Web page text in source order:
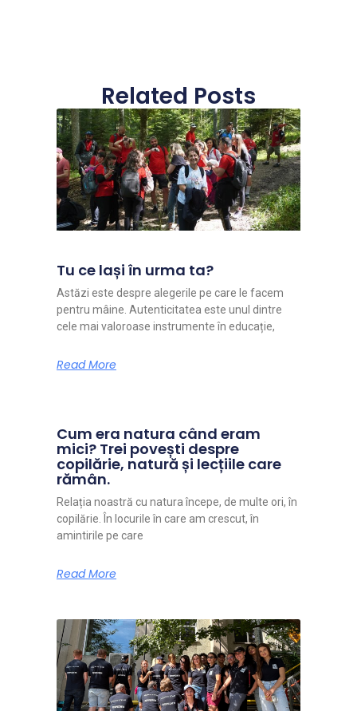
Related Posts
Tu ce lași în urma ta?
Astăzi este despre alegerile pe care le facem
pentru mâine. Autenticitatea este unul dintre
cele mai valoroase instrumente în educație,
Read More
Cum era natura când eram
mici? Trei povești despre
copilărie, natură și lecțiile care
rămân.
Relația noastră cu natura începe, de multe ori, în
copilărie. În locurile în care am crescut, în
amintirile pe care
Read More